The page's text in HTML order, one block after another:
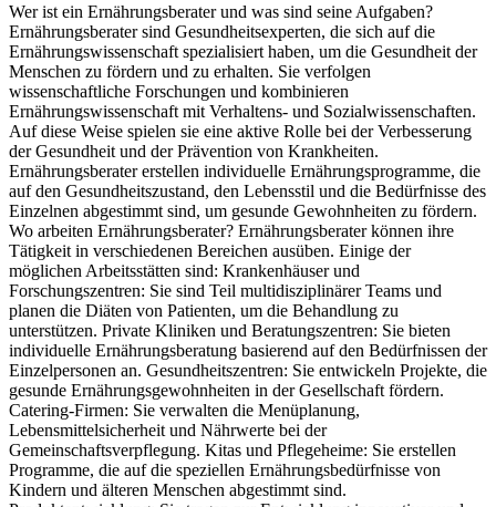
Wer ist ein Ernährungsberater und was sind seine Aufgaben?
Ernährungsberater sind Gesundheitsexperten, die sich auf die
Ernährungswissenschaft spezialisiert haben, um die Gesundheit der
Menschen zu fördern und zu erhalten. Sie verfolgen
wissenschaftliche Forschungen und kombinieren
Ernährungswissenschaft mit Verhaltens- und Sozialwissenschaften.
Auf diese Weise spielen sie eine aktive Rolle bei der Verbesserung
der Gesundheit und der Prävention von Krankheiten.
Ernährungsberater erstellen individuelle Ernährungsprogramme, die
auf den Gesundheitszustand, den Lebensstil und die Bedürfnisse des
Einzelnen abgestimmt sind, um gesunde Gewohnheiten zu fördern.
Wo arbeiten Ernährungsberater? Ernährungsberater können ihre
Tätigkeit in verschiedenen Bereichen ausüben. Einige der
möglichen Arbeitsstätten sind: Krankenhäuser und
Forschungszentren: Sie sind Teil multidisziplinärer Teams und
planen die Diäten von Patienten, um die Behandlung zu
unterstützen. Private Kliniken und Beratungszentren: Sie bieten
individuelle Ernährungsberatung basierend auf den Bedürfnissen der
Einzelpersonen an. Gesundheitszentren: Sie entwickeln Projekte, die
gesunde Ernährungsgewohnheiten in der Gesellschaft fördern.
Catering-Firmen: Sie verwalten die Menüplanung,
Lebensmittelsicherheit und Nährwerte bei der
Gemeinschaftsverpflegung. Kitas und Pflegeheime: Sie erstellen
Programme, die auf die speziellen Ernährungsbedürfnisse von
Kindern und älteren Menschen abgestimmt sind.